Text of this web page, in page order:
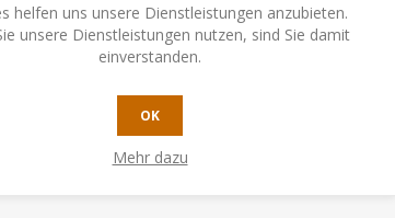
Bewertung:
Sehr gut
BEWERTUNG ÜBERMITTELN
helfen uns unsere Dienstleistungen anzubieten.
unsere Dienstleistungen nutzen, sind Sie damit
einverstanden.
OK
Mehr dazu